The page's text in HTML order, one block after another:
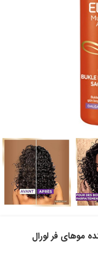
موهای فر لورال